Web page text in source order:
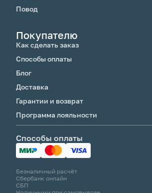
Повод
Покупателю
Как сделать заказ
Способы оплаты
Блог
Доставка
Гарантии и возврат
Программа лояльности
Способы оплаты
Безналичный расчёт
Сбербанк онлайн
СБП